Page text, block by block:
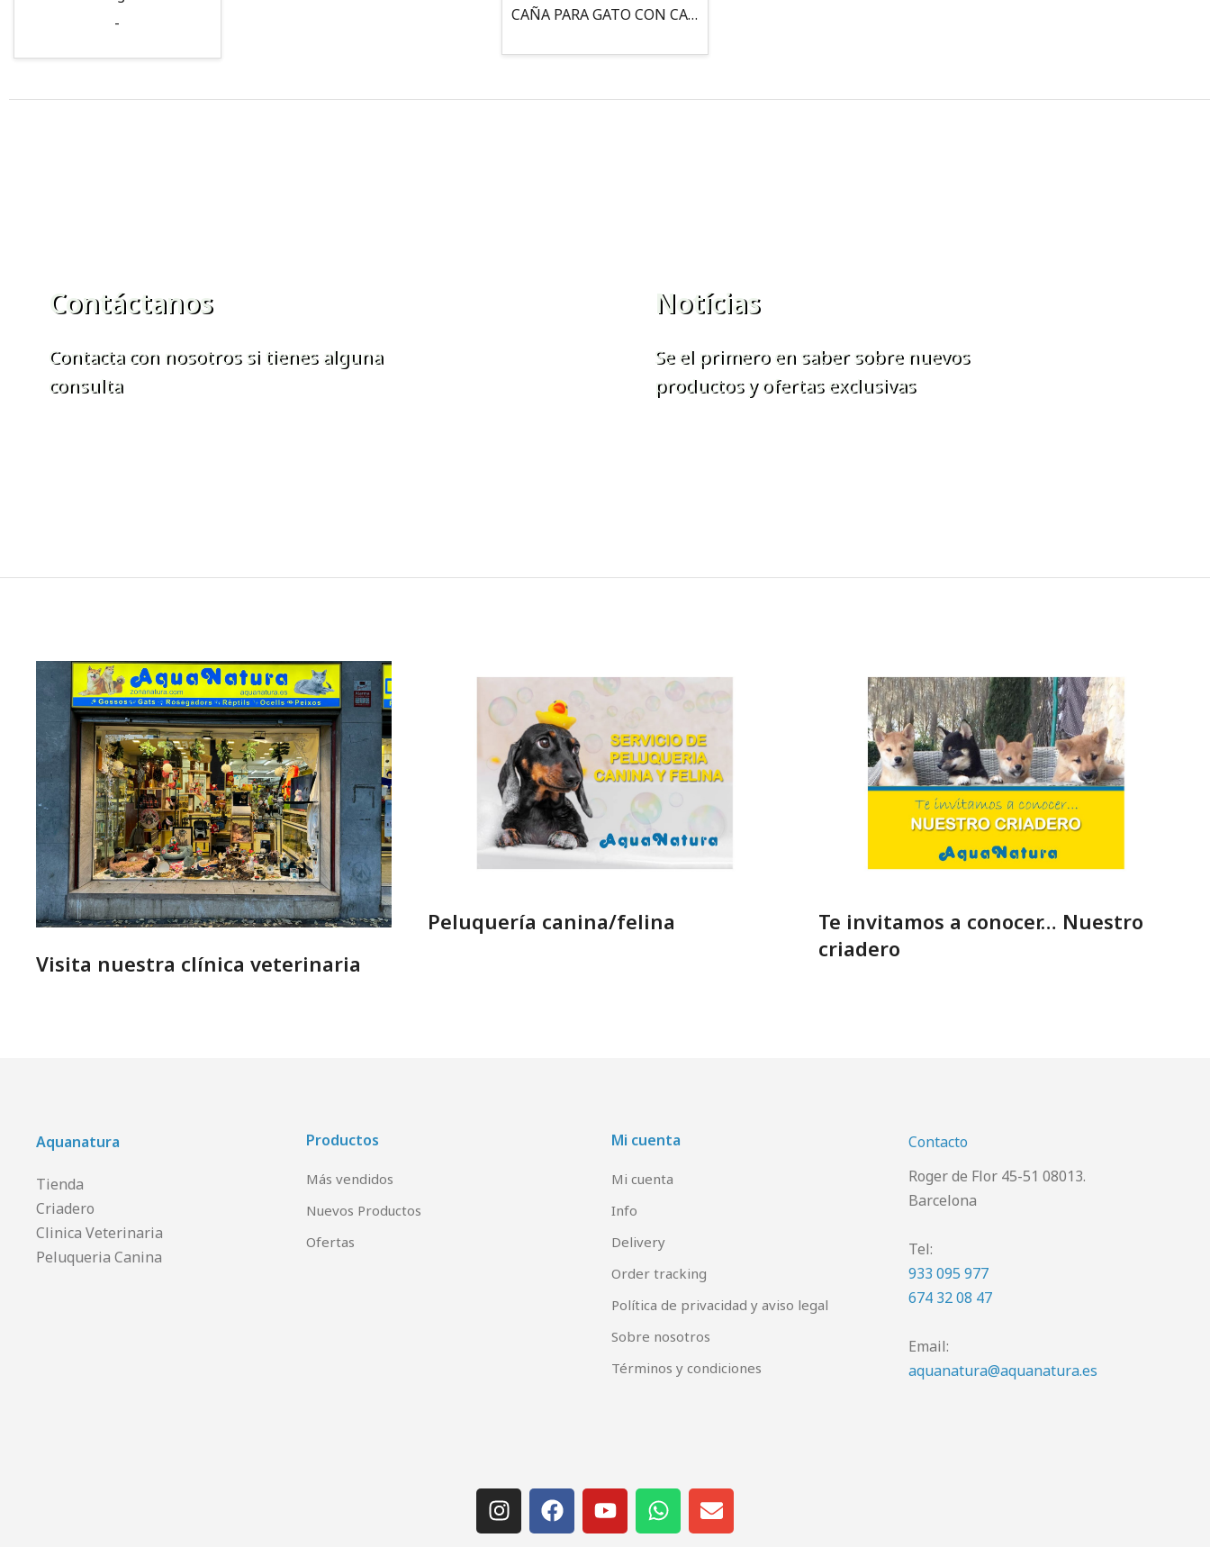
-
CAÑA PARA GATO CON CASCABEL, 3 PELOTAS CON CATNIP
Contáctanos
Contacta con nosotros si tienes alguna
consulta
Notícias
Se el primero en saber sobre nuevos
productos y ofertas exclusivas
Visita nuestra clínica veterinaria
Peluquería canina/felina
Te invitamos a conocer… Nuestro
criadero
Aquanatura
Tienda
Criadero
Clinica Veterinaria
Peluqueria Canina
Productos
Más vendidos
Nuevos Productos
Ofertas
Mi cuenta
Mi cuenta
Info
Delivery
Order tracking
Política de privacidad y aviso legal
Sobre nosotros
Términos y condiciones
Contacto
Roger de Flor 45-51 08013.
Barcelona
Tel:
933 095 977
674 32 08 47
Email:
aquanatura@aquanatura.es